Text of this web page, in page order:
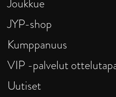
JYP-shop
Kumppanuus
VIP -palvelut
Uutiset